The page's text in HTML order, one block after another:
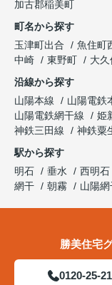
加古郡稲美町
町名から探す
玉津町出合
魚住町
中崎
東野町 大
沿線から探す
山陽本線
山陽電鉄
山陽電鉄網干線
姫
神鉄三田線
神鉄粟
駅から探す
明石
垂水 西明石
網干
朝霧 山陽網
勝美住宅
0120-25-